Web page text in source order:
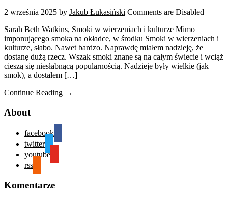
2 września 2025 by Jakub Łukasiński Comments are Disabled
Sarah Beth Watkins, Smoki w wierzeniach i kulturze Mimo
imponującego smoka na okładce, w środku Smoki w wierzeniach i
kulturze, słabo. Nawet bardzo. Naprawdę miałem nadzieję, że
dostanę dużą rzecz. Wszak smoki znane są na całym świecie i wciąż
cieszą się niesłabnącą popularnością. Nadzieje były wielkie (jak
smok), a dostałem […]
Continue Reading →
About
facebook
twitter
youtube
rss
Komentarze